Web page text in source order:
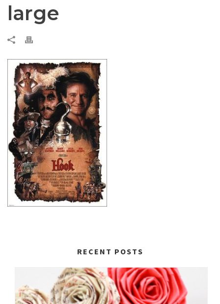
large
RECENT POSTS